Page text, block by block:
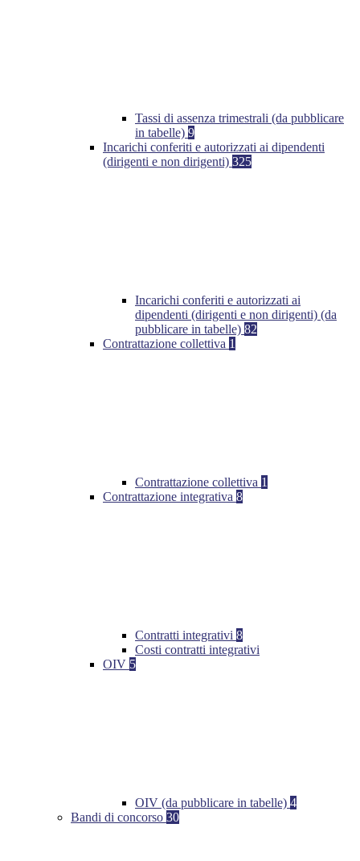
Tassi di assenza trimestrali (da pubblicare
in tabelle) 9
Incarichi conferiti e autorizzati ai dipendenti
(dirigenti e non dirigenti) 325
Incarichi conferiti e autorizzati ai
dipendenti (dirigenti e non dirigenti) (da
pubblicare in tabelle) 82
Contrattazione collettiva 1
Contrattazione collettiva 1
Contrattazione integrativa 8
Contratti integrativi 8
Costi contratti integrativi
OIV 5
OIV (da pubblicare in tabelle) 4
Bandi di concorso 30